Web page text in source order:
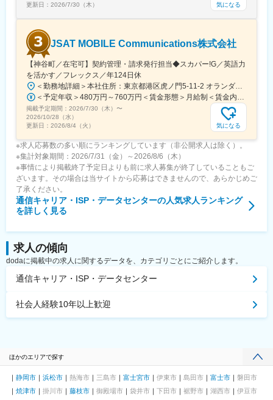
更新日： 2026/7/30（木） 気になる
JSAT MOBILE Communications株式会社
【神谷町／在宅可】契約管理・請求発行担当◆スカパー!G／英語力
を活かす／フレックス／年124日休
＜勤務地詳細＞本社住所：東京都港区虎ノ門5-11-2 オランダヒルズ森タワー19F勤務地最寄駅：日比谷線／神谷町駅受動喫煙対策：屋内全面禁煙変更の範囲：会社の定める事業所（リモートワーク含む）
＜予定年収＞480万円～760万円＜賃金形態＞月給制＜賃金内訳＞月額（基本給）：240,000円～379,000円＜月給＞240,000円～379,000円＜昇給有無＞有＜残業手当＞有＜給与補足＞※上記想定年収は、月20時間の残業及び年間月額基本給6ヶ月分の賞与を見込んだ金額です。※前職給与考慮します。また上記金額は選考を通じて前後する可能性があります。■賞与：あり（半期ごとの実績に応じて支給）賃金はあくまでも目安の金額であり、選考を通じて上下する可能性があります。月給(月額)は固定手当を含めた表記です。
掲載予定期間： 2026/7/30（木） 〜
2026/10/28（水）
更新日： 2026/8/4（火） 気になる
※求人応募数の多い順にランキングしています（非公開求人は除く）。
※集計対象期間：2026/7/31（金）～2026/8/6（木）
※事情により掲載終了予定日よりも前に求人募集が終了していることもご
ざいます。その場合は当サイトから応募はできませんので、あらかじめご
了承ください。
通信キャリア・ISP・データセンターの人気求人ランキング
を詳しく見る
求人の傾向
dodaに掲載中の求人に関するデータを、カテゴリごとにご紹介します。
通信キャリア・ISP・データセンター
社会人経験10年以上歓迎
ほかのエリアで探す
静岡市 浜松市 熱海市 三島市 富士宮市 伊東市 島田市 富士市
磐田市
焼津市
掛川市 藤枝市 御殿場市 袋井市 下田市 裾野市 湖西市
伊豆市